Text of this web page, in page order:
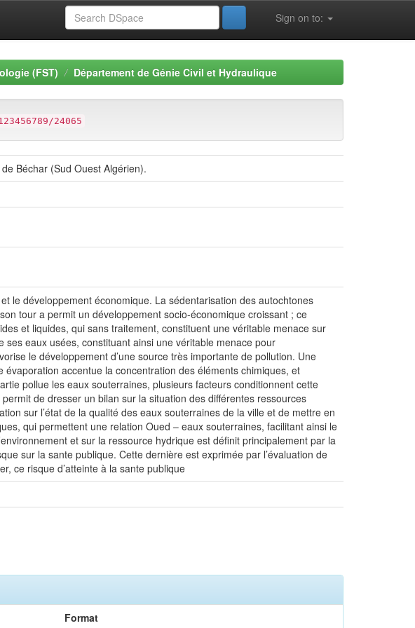
Sign on to:
(FST) Département de Génie Civil et Hydraulique
24065
Béchar (Sud Ouest Algérien).
le développement économique. La sédentarisation des autochtones
tour a permit un développement socio-économique croissant ; ce
et liquides, qui sans traitement, constituent une véritable menace sur
ses eaux usées, constituant ainsi une véritable menace pour
le développement d’une source très importante de pollution. Une
accentue la concentration des éléments chimiques, et
pollue les eaux souterraines, plusieurs facteurs conditionnent cette
de dresser un bilan sur la situation des différentes ressources
sur l’état de la qualité des eaux souterraines de la ville et de mettre en
qui permettent une relation Oued – eaux souterraines, facilitant ainsi le
et sur la ressource hydrique est définit principalement par la
sur la sante publique. Cette dernière est exprimée par l’évaluation de
ce risque d’atteinte à la sante publique
Format